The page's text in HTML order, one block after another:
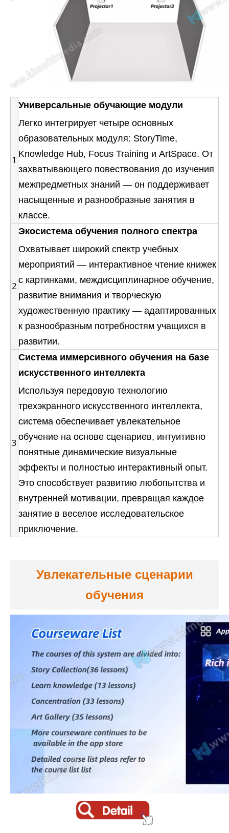
1
Универсальные обучающие модули
Легко интегрирует четыре основных
образовательных модуля: StoryTime,
Knowledge Hub, Focus Training и ArtSpace. От
захватывающего повествования до изучения
межпредметных знаний — он поддерживает
насыщенные и разнообразные занятия в
классе.
2
Экосистема обучения полного спектра
Охватывает широкий спектр учебных
мероприятий — интерактивное чтение книжек
с картинками, междисциплинарное обучение,
развитие внимания и творческую
художественную практику — адаптированных
к разнообразным потребностям учащихся в
развитии.
3
Система иммерсивного обучения на базе
искусственного интеллекта
Используя передовую технологию
трехэкранного искусственного интеллекта,
система обеспечивает увлекательное
обучение на основе сценариев, интуитивно
понятные динамические визуальные
эффекты и полностью интерактивный опыт.
Это способствует развитию любопытства и
внутренней мотивации, превращая каждое
занятие в веселое исследовательское
приключение.
Увлекательные сценарии
обучения